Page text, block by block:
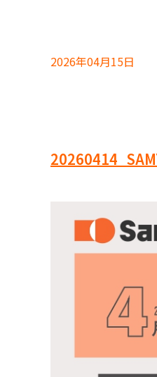
2026年04月15日